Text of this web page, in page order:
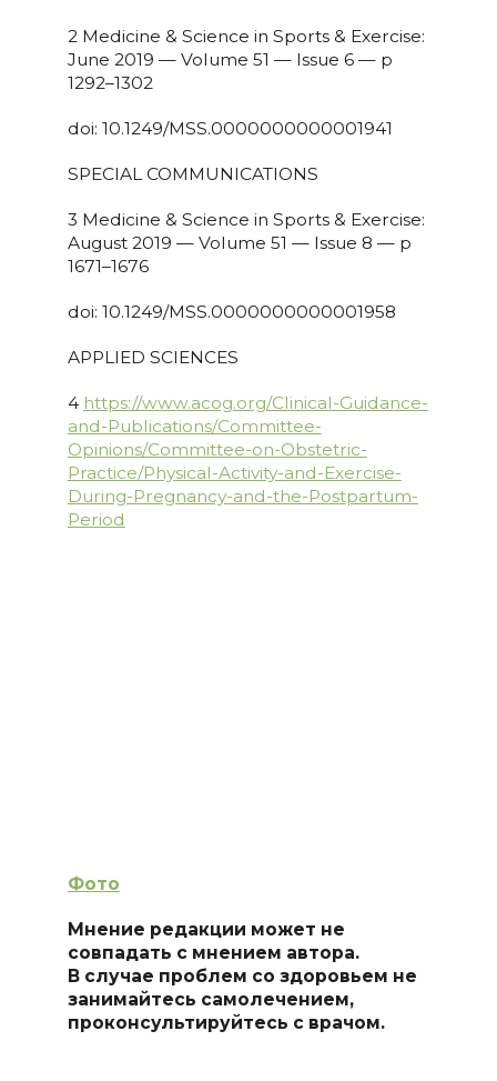
2 Medicine & Science in Sports & Exercise:
June 2019 — Volume 51 — Issue 6 — p
1292–1302
doi: 10.1249/MSS.0000000000001941
SPECIAL COMMUNICATIONS
3 Medicine & Science in Sports & Exercise:
August 2019 — Volume 51 — Issue 8 — p
1671–1676
doi: 10.1249/MSS.0000000000001958
APPLIED SCIENCES
4 https://www.acog.org/Clinical-Guidance-
and-Publications/Committee-
Opinions/Committee-on-Obstetric-
Practice/Physical-Activity-and-Exercise-
During-Pregnancy-and-the-Postpartum-
Period
Фото
Мнение редакции может не
совпадать с мнением автора.
В случае проблем со здоровьем не
занимайтесь самолечением,
проконсультируйтесь с врачом.